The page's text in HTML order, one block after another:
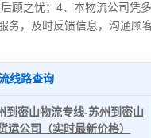
之忧；4、本物流公司凭
，及时反馈信息，沟通顾
线路查询
到密山物流专线-苏州到密山
运公司（实时最新价格）